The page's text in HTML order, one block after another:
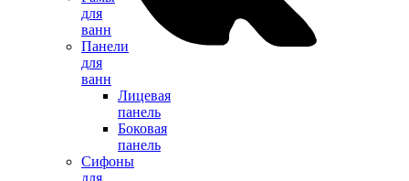
для
ванн
Панели
для
ванн
Лицевая
панель
Боковая
панель
Сифоны